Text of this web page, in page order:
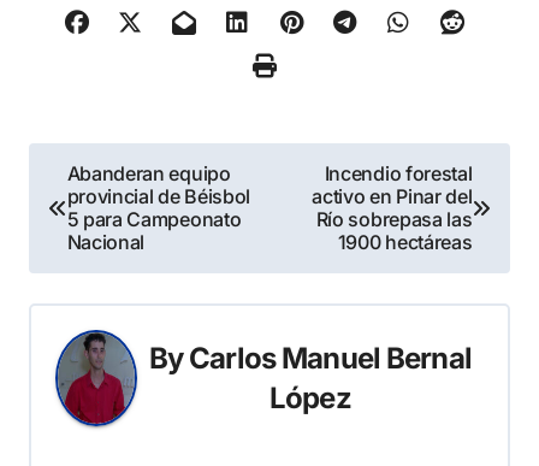
Navegación
de
entradas
Abanderan equipo
provincial de Béisbol
5 para Campeonato
Nacional
Incendio forestal
activo en Pinar del
Río sobrepasa las
1900 hectáreas
ByCarlos Manuel Bernal
López